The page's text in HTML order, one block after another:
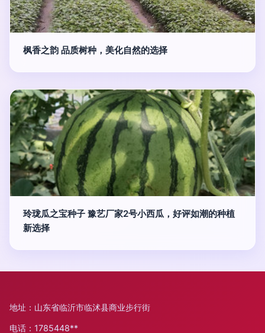
枫香之韵 品质树种，美化自然的选择
玲珑瓜之宝种子 豫艺厂家2号小西瓜，好评如潮的种植
新选择
地址：山东省临沂市临沭县商业步行街
电话：1785448**